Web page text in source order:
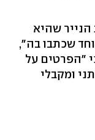
שהיא
שכתבו בה",
"הפרטים על
ומקבלי